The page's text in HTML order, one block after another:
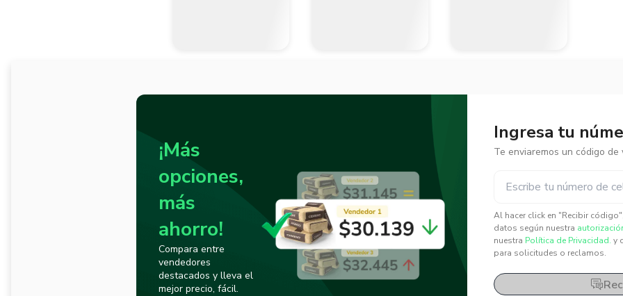
¡Más
opciones,
más
ahorro!
Compara entre
vendedores
destacados y lleva el
mejor precio, fácil.
Ingresa tu
Te enviaremos un código de
Al hacer click en "Recibir
datos según nuestra
nuestra Política de Privacidad. y
para solicitudes o reclamos.